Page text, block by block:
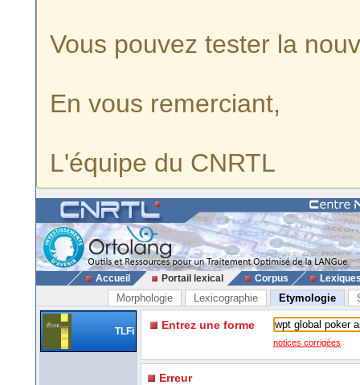
Vous pouvez tester la
En vous remerciant,
L'équipe du CNRTL
Accueil Portail lexical Corpus
Morphologie Lexicographie Etymologie
TLFi Entrez une forme
notices corrigées
Erreur